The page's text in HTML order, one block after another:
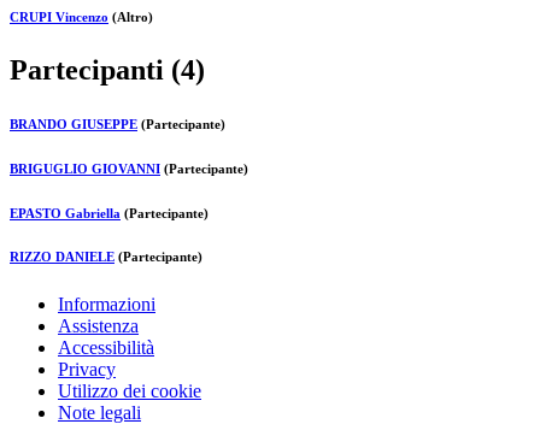
CRUPI Vincenzo (Altro)
Partecipanti (4)
BRANDO GIUSEPPE (Partecipante)
BRIGUGLIO GIOVANNI (Partecipante)
EPASTO Gabriella (Partecipante)
RIZZO DANIELE (Partecipante)
Informazioni
Assistenza
Accessibilità
Privacy
Utilizzo dei cookie
Note legali